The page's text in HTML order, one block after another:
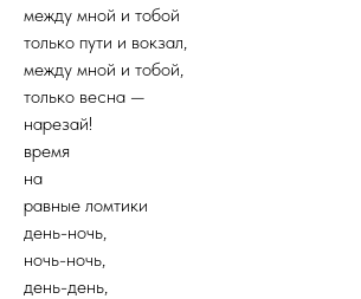
между мной и тобой
только пути и вокзал,
между мной и тобой,
только весна —
нарезай!
время
на
равные ломтики
день-ночь,
ночь-ночь,
день-день,